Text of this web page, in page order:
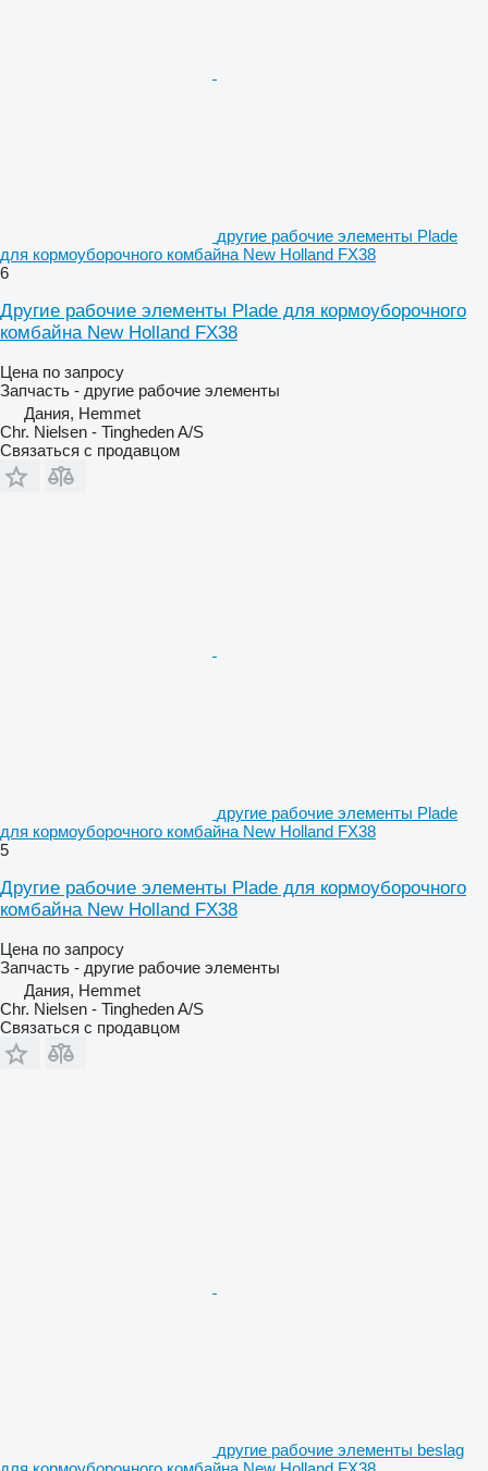
другие рабочие элементы Plade
для кормоуборочного комбайна New Holland FX38
6
Другие рабочие элементы Plade для кормоуборочного
комбайна New Holland FX38
Цена по запросу
Запчасть - другие рабочие элементы
Дания, Hemmet
Chr. Nielsen - Tingheden A/S
Связаться с продавцом
другие рабочие элементы Plade
для кормоуборочного комбайна New Holland FX38
5
Другие рабочие элементы Plade для кормоуборочного
комбайна New Holland FX38
Цена по запросу
Запчасть - другие рабочие элементы
Дания, Hemmet
Chr. Nielsen - Tingheden A/S
Связаться с продавцом
другие рабочие элементы beslag